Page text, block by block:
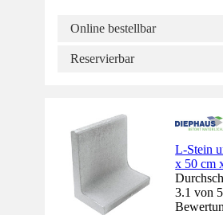
Online bestellbar
Reservierbar
L-Stein
x 50 cm
3.1 von